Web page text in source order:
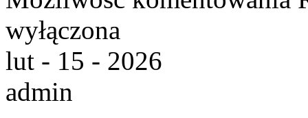
wyłączona
lut - 15 - 2026
admin